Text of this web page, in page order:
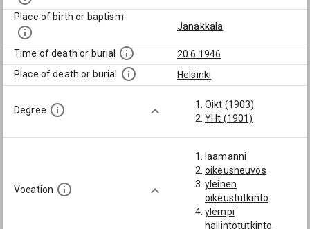
Place of birth or baptism
Janakkala
Time of death or burial
20.6.1946
Place of death or burial
Helsinki
Degree
Oikt (1903)
YHt (1901)
Vocation
laamanni
oikeusneuvos
yleinen
oikeustutkinto
ylempi
hallintotutkinto